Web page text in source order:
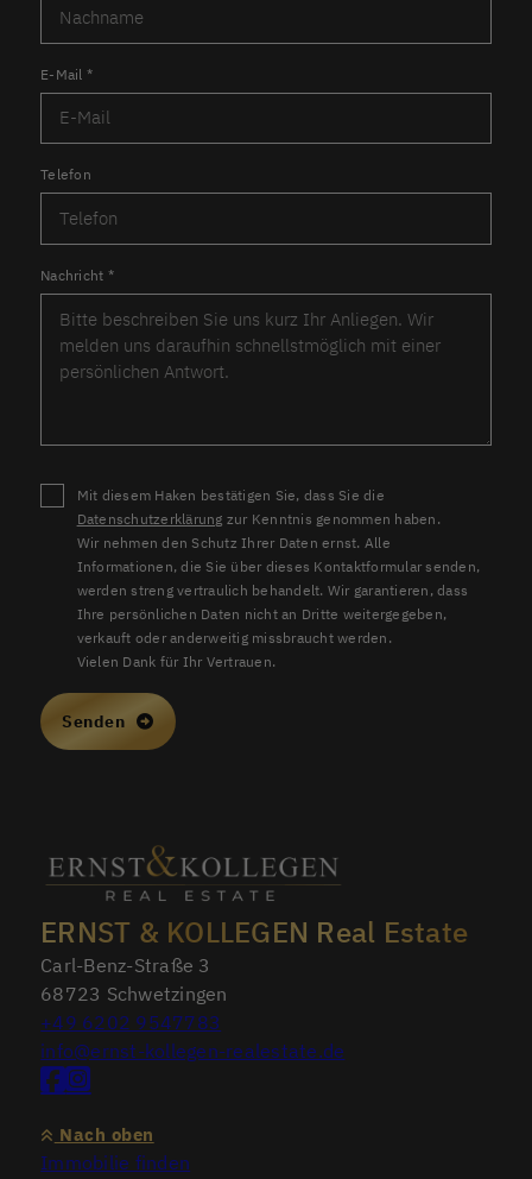
E-Mail *
Telefon
Nachricht *
Mit diesem Haken bestätigen Sie, dass Sie die
Datenschutzerklärung zur Kenntnis genommen haben.
Wir nehmen den Schutz Ihrer Daten ernst. Alle
Informationen, die Sie über dieses Kontaktformular senden,
werden streng vertraulich behandelt. Wir garantieren, dass
Ihre persönlichen Daten nicht an Dritte weitergegeben,
verkauft oder anderweitig missbraucht werden.
Vielen Dank für Ihr Vertrauen.
Senden
ERNST & KOLLEGEN Real Estate
Carl-Benz-Straße 3
68723 Schwetzingen
+49 6202 9547783
info@ernst-kollegen-realestate.de
Nach oben
Immobilie finden